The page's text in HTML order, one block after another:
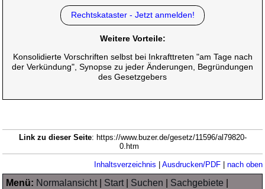
Rechtskataster - Jetzt anmelden!
Weitere Vorteile:
Konsolidierte Vorschriften selbst bei Inkrafttreten "am Tage nach
der Verkündung", Synopse zu jeder Änderungen, Begründungen
des Gesetzgebers
Link zu dieser Seite: https://www.buzer.de/gesetz/11596/al79820-
0.htm
Inhaltsverzeichnis Ausdrucken/PDF| nach oben
Menü: Normalansicht| Start| Suchen Sachgebiete